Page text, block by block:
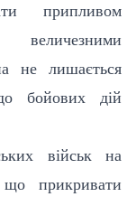
припливом
не лишається
бойових дій
військ на
прикривати